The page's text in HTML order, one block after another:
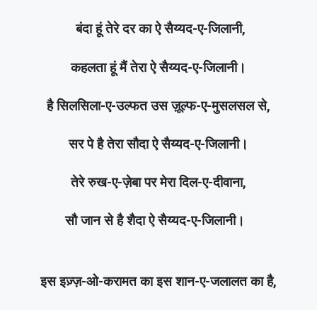
बंदा हूं तेरे दर का ऐ सैय्यद-ए-जिलानी,
कहलता हूं मैं तेरा ऐ सैय्यद-ए-जिलानी।
है सिलसिला-ए-उल्फत उस ज़ूल्फ-ए-मुसलसल से,
सर पे है तेरा सौदा ऐ सैय्यद-ए-जिलानी।
तेरे रुख-ए-ज़ेबा पर मेरा दिल-ए-दीवाना,
सौ जान से है शैदा ऐ सैय्यद-ए-जिलानी।
इस इज़्ज़-ओ-करामत का इस शान-ए-जलालत का है,